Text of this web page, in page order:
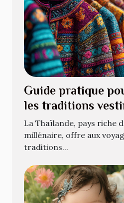
Guide pratique
les traditions
Thaïlande
La Thaïlande, pays riche
millénaire, offre aux
traditions...